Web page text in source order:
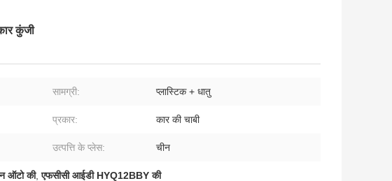
कुंजी
सामग्री: प्लास्टिक + धातु
प्रकार: कार की चाबी
उत्पत्ति के प्लेस: चीन
ऑटो की,एफसीसी आईडी HYQ12BBY की